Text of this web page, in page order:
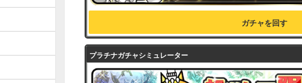
ガチャを回す
プラチナガチャシミュレーター